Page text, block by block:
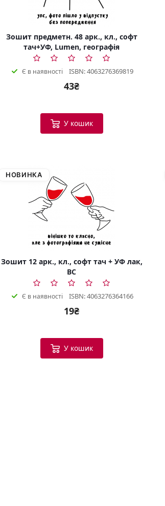
Зошит предметн. 48 арк., кл., софт
тач+УФ, Lumen, географія
Є в наявності ISBN: 4063276369819
43₴
У кошик
НОВИНКА
Зошит 12 арк., кл., софт тач + УФ лак,
BC
Є в наявності ISBN: 4063276364166
19₴
У кошик